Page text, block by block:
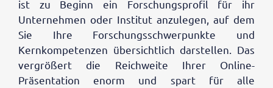
ist zu Beginn ein Forschungsprofil für ihr
Unternehmen oder Institut anzulegen, auf dem
Sie Ihre Forschungsschwerpunkte und
Kernkompetenzen übersichtlich darstellen. Das
vergrößert die Reichweite Ihrer Online-
Präsentation enorm und spart für alle